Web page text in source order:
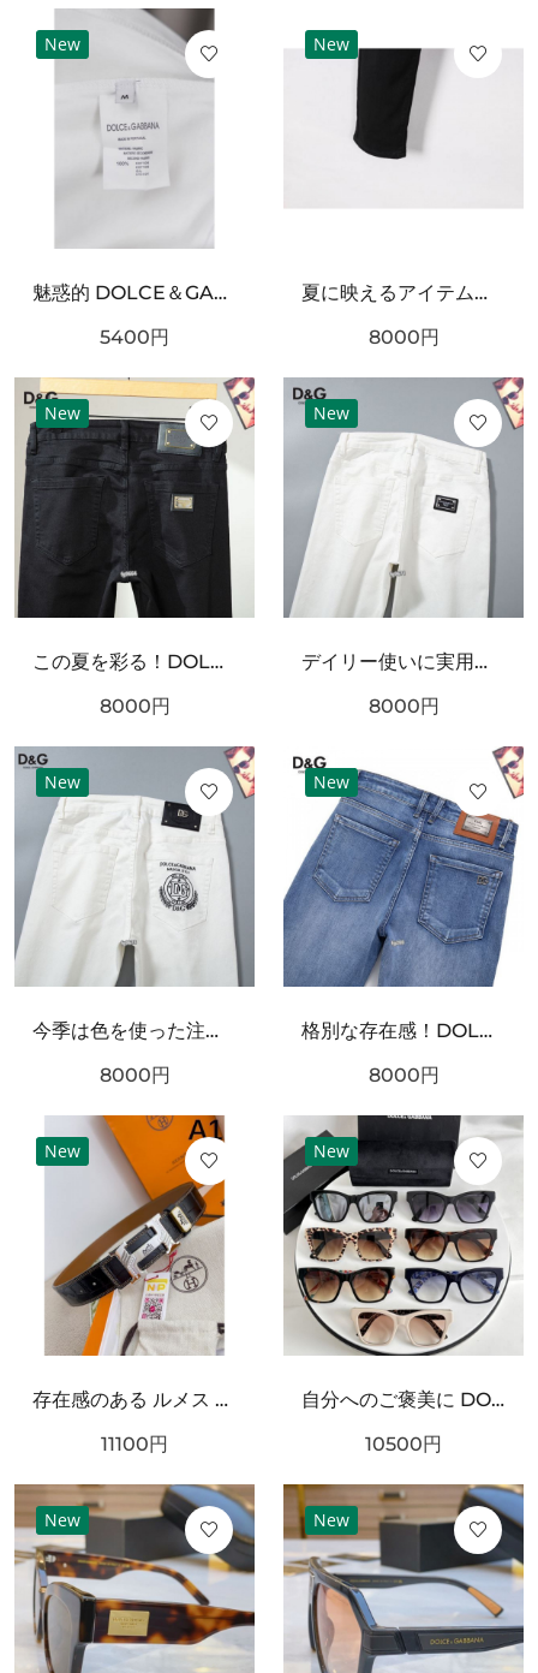
New
魅惑的 DOLCE＆GABBANA ドルチェ＆ガッバーナ コピー 半袖Tシャツ 存在感抜群
5400円
New
夏に映えるアイテム！DOLCE＆GABBANA ドルチェ＆ガッバーナ コピー ジーパン 秋冬マストアイテム
8000円
New
この夏を彩る！DOLCE＆GABBANA ドルチェ＆ガッバーナ コピー ジーパン 引き続き注目のスタイル
8000円
New
デイリー使いに実用性抜群！DOLCE＆GABBANA ドルチェ＆ガッバーナ コピー ジーパン スタイリッシュなスタイル
8000円
New
今季は色を使った注目新品！DOLCE＆GABBANA ドルチェ＆ガッバーナ コピー ジーパン 大注目の新作
8000円
New
格別な存在感！DOLCE＆GABBANA ドルチェ＆ガッバーナ コピー ジーパン 限定予約受付中
8000円
New
存在感のある ルメス スーパーコピー ベルト 大人っぽい HERMES
11100円
New
自分へのご褒美に DOLCE＆GABBANA ドルチェ＆ガッバーナ コピー サングラス ギフトにも最適
10500円
New New